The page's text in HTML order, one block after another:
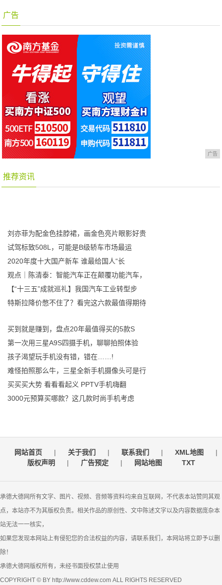
广告
广告
推荐资讯
刘亦菲为配金色挂脖裙，画金色亮片眼影好贵
试驾标致508L，可能是B级轿车市场最运
2020年度十大国产新车 谁最给国人“长
观点｜陈清泰：智能汽车正在颠覆功能汽车，
【“十三五”成就巡礼】我国汽车工业转型步
特斯拉降价憋不住了？看完这六款最值得期待
买到就是赚到，盘点20年最值得买的5款S
第一次用三星A9S四摄手机，聊聊拍照体验
孩子渴望玩手机没有错，错在……!
难怪拍照那么牛，三星全新手机摄像头可是行
买买买大势 看看看起义 PPTV手机嗨翻
3000元预算买哪款？这几款时尚手机考虑
网站首页 | 关于我们 | 联系我们 | XML地图
|
版权声明
| 广告预定 | 网站地图 TXT
承德大德网所有文字、图片、视频、音频等资料均来自互联网，不代表本站赞同其观
点，本站亦不为其版权负责。相关作品的原创性、文中陈述文字以及内容数据庞杂本
站无法一一核实，
如果您发现本网站上有侵犯您的合法权益的内容，请联系我们，本网站将立即予以删
除！
承德大德网版权所有，未经书面授权禁止使用
COPYRIGHT © BY http://www.cddew.com ALL RIGHTS RESERVED